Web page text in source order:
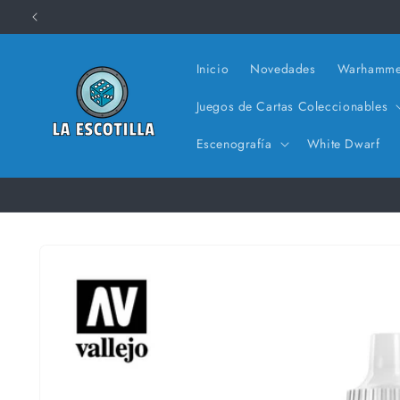
directamente
al contenido
Inicio Novedades
Juegos de Cartas Coleccionables
Escenografía White Dwarf
información
del producto